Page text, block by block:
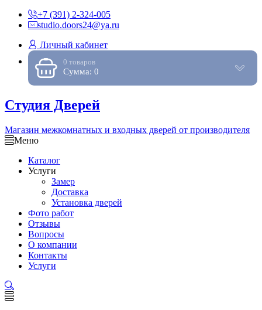
+7 (391) 2-324-005
studio.doors24@ya.ru
Личный кабинет
0 товаров
Сумма: 0
Студия Дверей
Магазин межкомнатных и входных дверей от производителя
Меню
Каталог
Услуги
Замер
Доставка
Установка дверей
Фото работ
Отзывы
Вопросы
О компании
Контакты
Услуги